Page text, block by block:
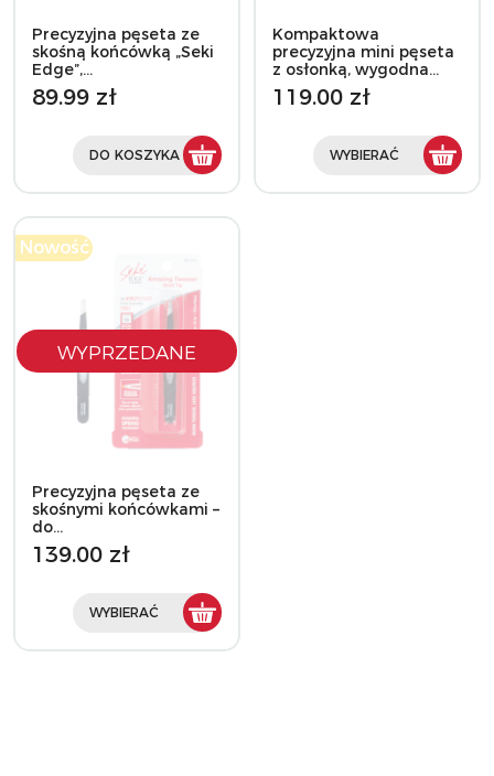
Precyzyjna pęseta ze
skośną końcówką „Seki
Edge”,…
89.99 zł
DO KOSZYKA
Kompaktowa
precyzyjna mini pęseta
z osłonką, wygodna…
119.00 zł
WYBIERAĆ
Nowość
WYPRZEDANE
Precyzyjna pęseta ze
skośnymi końcówkami –
do…
139.00 zł
WYBIERAĆ